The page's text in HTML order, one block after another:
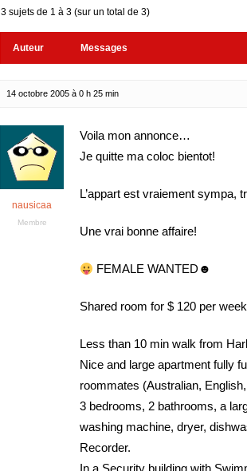
3 sujets de 1 à 3 (sur un total de 3)
Auteur Messages
14 octobre 2005 à 0 h 25 min
nausicaa
Membre
Voila mon annonce…
Je quitte ma coloc bientot!
L’appart est vraiement sympa,
Une vrai bonne affaire!
FEMALE WANTED☻
Shared room for $ 120 per
Less than 10 min walk from
Nice and large apartment fully
roommates (Australian,
3 bedrooms, 2 bathrooms, a
washing machine, dryer,
Recorder.
In a Security building with